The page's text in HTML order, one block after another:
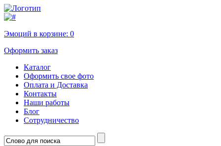
Эмоций в корзине: 0
Оформить заказ
Каталог
Оформить свое фото
Оплата и Доставка
Контакты
Наши работы
Блог
Сотрудничество